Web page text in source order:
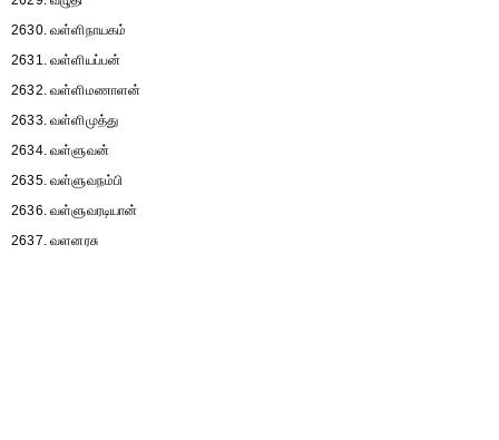
2630. வள்ளிநாயகம்
2631. வள்ளியப்பன்
2632. வள்ளிமணாளன்
2633. வள்ளிமுத்து
2634. வள்ளுவன்
2635. வள்ளுவநம்பி
2636. வள்ளுவரடியான்
2637. வளனரசு